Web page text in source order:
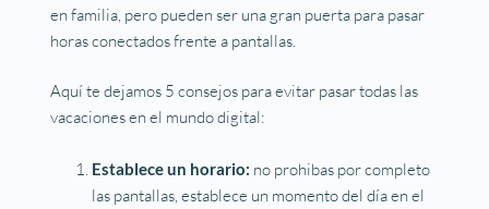
en familia, pero pueden ser una gran puerta para pasar
horas conectados frente a pantallas.
Aquí te dejamos 5 consejos para evitar pasar todas las
vacaciones en el mundo digital:
Establece un horario: no prohibas por completo
las pantallas, establece un momento del día en el